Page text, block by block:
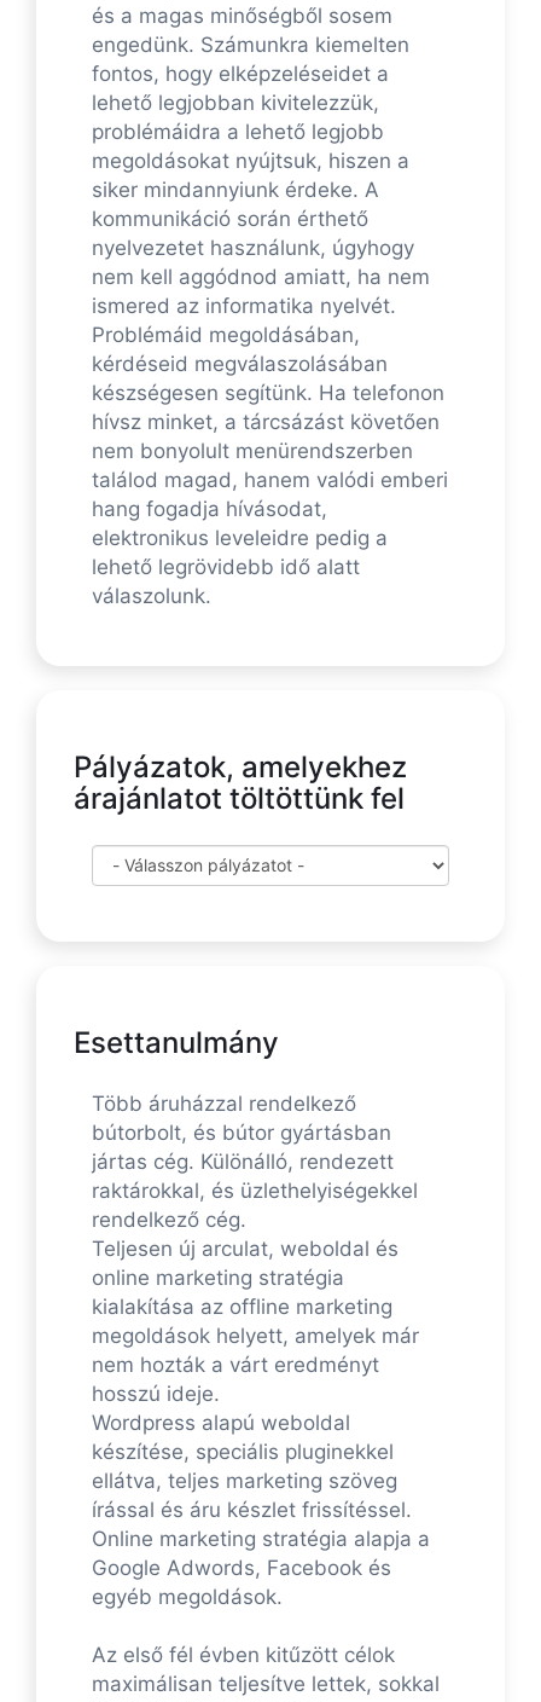
és a magas minőségből sosem
engedünk. Számunkra kiemelten
fontos, hogy elképzeléseidet a
lehető legjobban kivitelezzük,
problémáidra a lehető legjobb
megoldásokat nyújtsuk, hiszen a
siker mindannyiunk érdeke. A
kommunikáció során érthető
nyelvezetet használunk, úgyhogy
nem kell aggódnod amiatt, ha nem
ismered az informatika nyelvét.
Problémáid megoldásában,
kérdéseid megválaszolásában
készségesen segítünk. Ha telefonon
hívsz minket, a tárcsázást követően
nem bonyolult menürendszerben
találod magad, hanem valódi emberi
hang fogadja hívásodat,
elektronikus leveleidre pedig a
lehető legrövidebb idő alatt
válaszolunk.
Pályázatok, amelyekhez
árajánlatot töltöttünk fel
Esettanulmány
Több áruházzal rendelkező
bútorbolt, és bútor gyártásban
jártas cég. Különálló, rendezett
raktárokkal, és üzlethelyiségekkel
rendelkező cég.
Teljesen új arculat, weboldal és
online marketing stratégia
kialakítása az offline marketing
megoldások helyett, amelyek már
nem hozták a várt eredményt
hosszú ideje.
Wordpress alapú weboldal
készítése, speciális pluginekkel
ellátva, teljes marketing szöveg
írással és áru készlet frissítéssel.
Online marketing stratégia alapja a
Google Adwords, Facebook és
egyéb megoldások.
Az első fél évben kitűzött célok
maximálisan teljesítve lettek, sokkal